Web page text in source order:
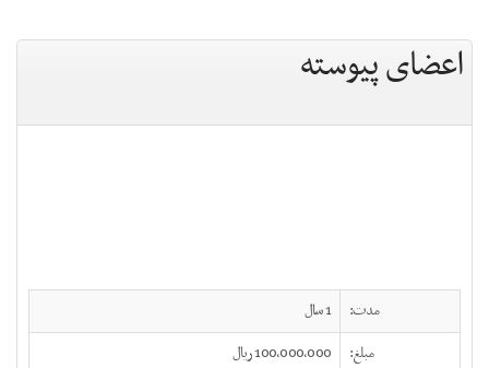
اعضای پیوسته
مدت:
1 سال
مبلغ:
100,000,000 ریال